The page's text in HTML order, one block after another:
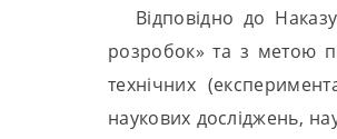
Відповідно до
розробок» та з метою
технічних
наукових досліджень,